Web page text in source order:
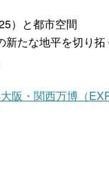
）と都市空間
新たな地平を切り
阪・関西万博（